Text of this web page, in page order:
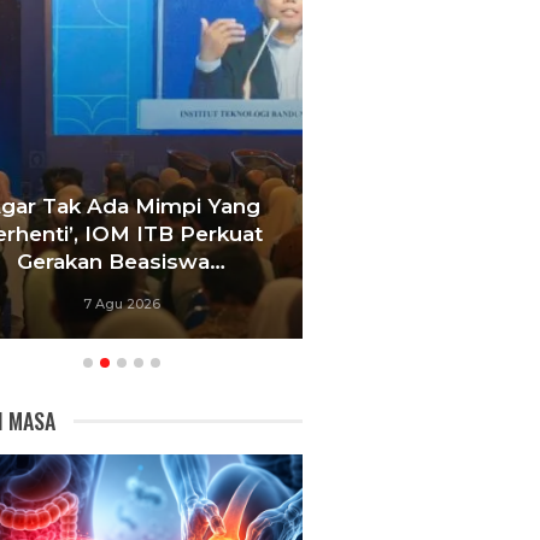
Tak Ada Mimpi Yang
IOM ITB Perkuat
Gerakan Beasiswa…
7 Agu 2026
MASA